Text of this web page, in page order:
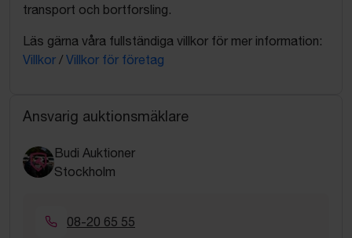
transport och bortforsling.
Läs gärna våra fullständiga villkor för mer information:
Villkor / Villkor för företag
Ansvarig auktionsmäklare
Budi Auktioner
Stockholm
08-20 65 55